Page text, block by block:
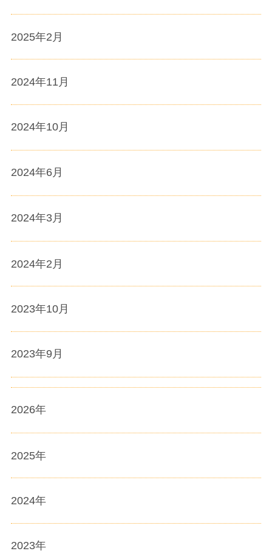
2025年2月
2024年11月
2024年10月
2024年6月
2024年3月
2024年2月
2023年10月
2023年9月
2026年
2025年
2024年
2023年